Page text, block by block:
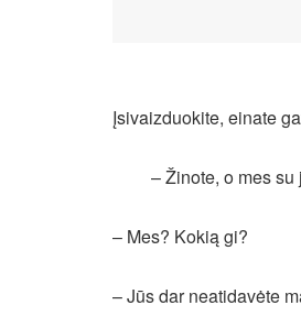
Įsivaizduokite, einate
– Žinote, o mes
– Mes? Kokią gi?
– Jūs dar neatidavėte